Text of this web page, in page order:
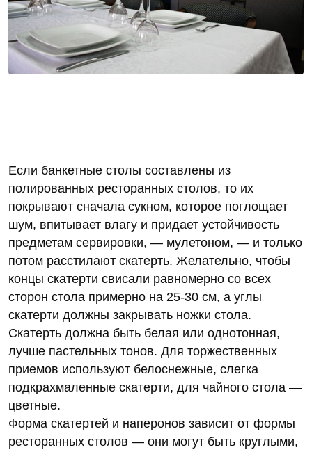
Если банкетные столы составлены из
полированных ресторанных столов, то их
покрывают сначала сукном, которое поглощает
шум, впитывает влагу и придает устойчивость
предметам сервировки, — мулетоном, — и только
потом расстилают скатерть. Желательно, чтобы
концы скатерти свисали равномерно со всех
сторон стола примерно на 25-30 см, а углы
скатерти должны закрывать ножки стола.
Скатерть должна быть белая или однотонная,
лучше пастельных тонов. Для торжественных
приемов используют белоснежные, слегка
подкрахмаленные скатерти, для чайного стола —
цветные.
Форма скатертей и наперонов зависит от формы
ресторанных столов — они могут быть круглыми,